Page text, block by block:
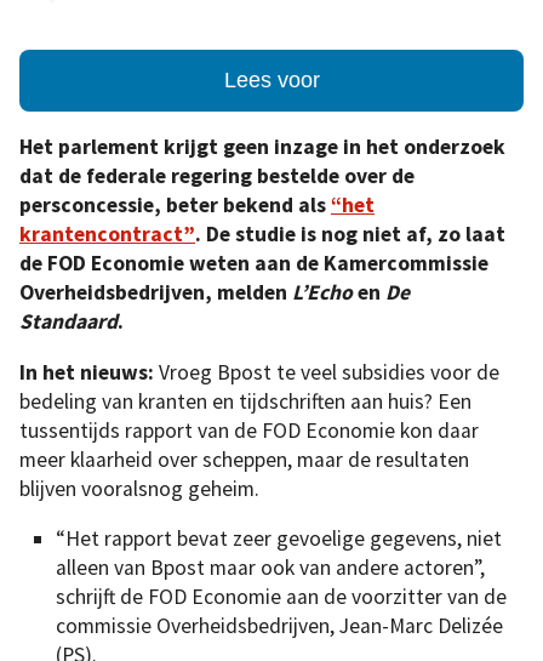
Lees voor
Het parlement krijgt geen inzage in het onderzoek
dat de federale regering bestelde over de
persconcessie, beter bekend als“het
krantencontract”. De studie is nog niet af, zo laat
de FOD Economie weten aan de Kamercommissie
Overheidsbedrijven, melden L’Echoen De
Standaard.
In het nieuws: Vroeg Bpost te veel subsidies voor de
bedeling van kranten en tijdschriften aan huis? Een
tussentijds rapport van de FOD Economie kon daar
meer klaarheid over scheppen, maar de resultaten
blijven vooralsnog geheim.
“Het rapport bevat zeer gevoelige gegevens, niet
alleen van Bpost maar ook van andere actoren”,
schrijft de FOD Economie aan de voorzitter van de
commissie Overheidsbedrijven, Jean-Marc Delizée
(PS).